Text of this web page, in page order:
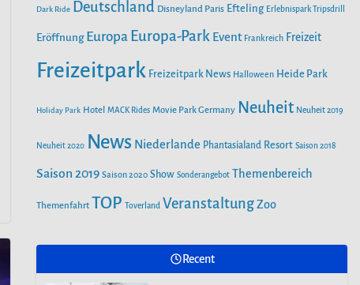
n
o
r
e
Dark Ride Deutschland Disneyland Paris Efteling Erlebnispark Tripsdrill
Eröffnung Europa Europa-Park Event Frankreich Freizeit
Freizeitpark Freizeitpark News Halloween Heide Park
Holiday Park Hotel MACK Rides Movie Park Germany Neuheit Neuheit 2019
Neuheit 2020 News Niederlande Phantasialand Resort Saison 2018
Saison 2019 Saison 2020 Show Sonderangebot Themenbereich
Themenfahrt TOP Toverland Veranstaltung Zoo
Recent